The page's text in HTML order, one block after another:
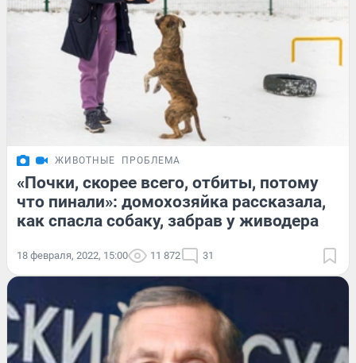
ЖИВОТНЫЕ ПРОБЛЕМА
«Почки, скорее всего, отбиты, потому
что пинали»: домохозяйка рассказала,
как спасла собаку, забрав у живодера
18 февраля, 2022, 15:00 11 872 31